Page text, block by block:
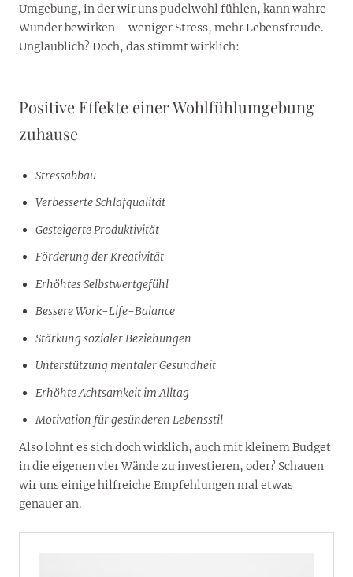
Umgebung, in der wir uns pudelwohl fühlen, kann wahre
Wunder bewirken – weniger Stress, mehr Lebensfreude.
Unglaublich? Doch, das stimmt wirklich:
Positive Effekte einer Wohlfühlumgebung
zuhause
Stressabbau
Verbesserte Schlafqualität
Gesteigerte Produktivität
Förderung der Kreativität
Erhöhtes Selbstwertgefühl
Bessere Work-Life-Balance
Stärkung sozialer Beziehungen
Unterstützung mentaler Gesundheit
Erhöhte Achtsamkeit im Alltag
Motivation für gesünderen Lebensstil
Also lohnt es sich doch wirklich, auch mit kleinem Budget
in die eigenen vier Wände zu investieren, oder? Schauen
wir uns einige hilfreiche Empfehlungen mal etwas
genauer an.